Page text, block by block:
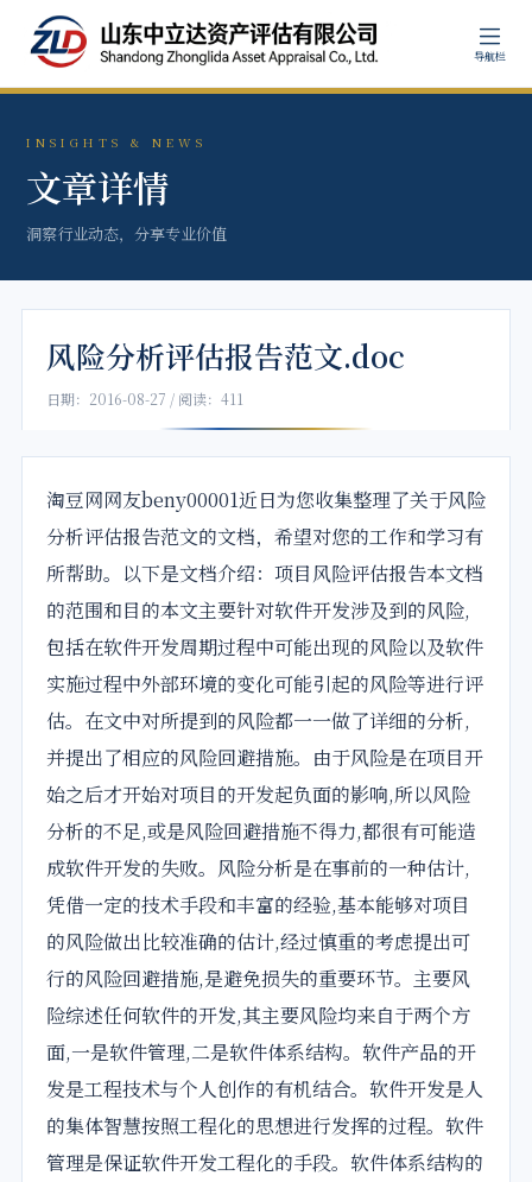
导航栏
INSIGHTS & NEWS
文章详情
洞察行业动态，分享专业价值
风险分析评估报告范文.doc
日期：2016-08-27 / 阅读：411
淘豆网网友beny00001近日为您收集整理了关于风险
分析评估报告范文的文档，希望对您的工作和学习有
所帮助。以下是文档介绍：项目风险评估报告本文档
的范围和目的本文主要针对软件开发涉及到的风险,
包括在软件开发周期过程中可能出现的风险以及软件
实施过程中外部环境的变化可能引起的风险等进行评
估。在文中对所提到的风险都一一做了详细的分析,
并提出了相应的风险回避措施。由于风险是在项目开
始之后才开始对项目的开发起负面的影响,所以风险
分析的不足,或是风险回避措施不得力,都很有可能造
成软件开发的失败。风险分析是在事前的一种估计,
凭借一定的技术手段和丰富的经验,基本能够对项目
的风险做出比较准确的估计,经过慎重的考虑提出可
行的风险回避措施,是避免损失的重要环节。主要风
险综述任何软件的开发,其主要风险均来自于两个方
面,一是软件管理,二是软件体系结构。软件产品的开
发是工程技术与个人创作的有机结合。软件开发是人
的集体智慧按照工程化的思想进行发挥的过程。软件
管理是保证软件开发工程化的手段。软件体系结构的